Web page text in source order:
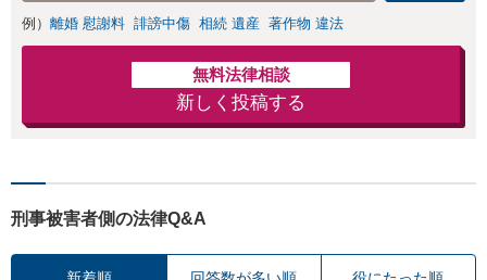
例） 離婚 慰謝料 誹謗中傷 相続 遺産 著作物 違法
無料法律相談
新しく投稿する
刑事被害者側の法律Q&A